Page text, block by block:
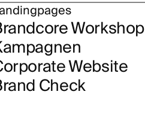
Workshop
Website
Check